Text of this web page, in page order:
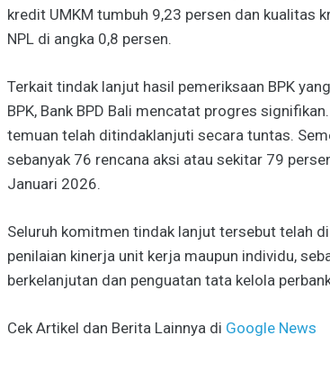
kredit UMKM tumbuh 9,23 persen dan kualitas
NPL di angka 0,8 persen.
Terkait tindak lanjut hasil pemeriksaan BPK
BPK, Bank BPD Bali mencatat progres
temuan telah ditindaklanjuti secara tuntas.
sebanyak 76 rencana aksi atau sekitar 79
Januari 2026.
Seluruh komitmen tindak lanjut tersebut telah
penilaian kinerja unit kerja maupun individu,
berkelanjutan dan penguatan tata kelola
Cek Artikel dan Berita Lainnya di Google News